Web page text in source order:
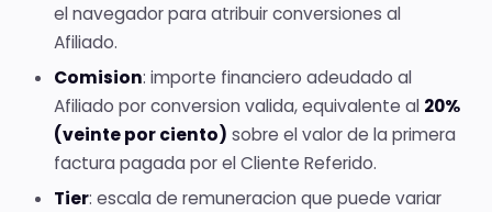
el navegador para atribuir conversiones al
Afiliado.
Comision: importe financiero adeudado al
Afiliado por conversion valida, equivalente al 20%
(veinte por ciento) sobre el valor de la primera
factura pagada por el Cliente Referido.
Tier: escala de remuneracion que puede variar